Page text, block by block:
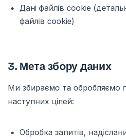
Дані файлів cookie
файлів cookie)
3. Мета збору даних
Ми збираємо та обробляємо
наступних цілей:
Обробка запитів,